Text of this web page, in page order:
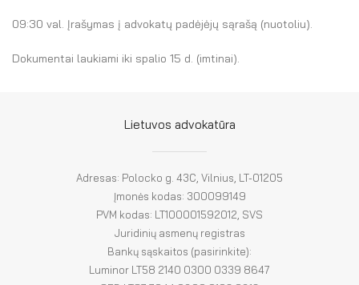
09:30 val. Įrašymas į advokatų padėjėjų sąrašą (nuotoliu).
Dokumentai laukiami iki spalio 15 d. (imtinai).
Lietuvos advokatūra
Adresas: Polocko g. 43C, Vilnius, LT-01205
Įmonės kodas: 300099149
PVM kodas: LT100001592012, SVS
Juridinių asmenų registras
Bankų sąskaitos (pasirinkite):
Luminor LT58 2140 0300 0339 8647